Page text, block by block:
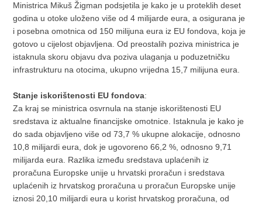
Ministrica Mikuš Žigman podsjetila je kako je u proteklih deset
godina u otoke uloženo više od 4 milijarde eura, a osigurana je
i posebna omotnica od 150 milijuna eura iz EU fondova, koja je
gotovo u cijelost objavljena. Od preostalih poziva ministrica je
istaknula skoru objavu dva poziva ulaganja u poduzetničku
infrastrukturu na otocima, ukupno vrijedna 15,7 milijuna eura.
Stanje iskorištenosti EU fondova:
Za kraj se ministrica osvrnula na stanje iskorištenosti EU
sredstava iz aktualne financijske omotnice. Istaknula je kako je
do sada objavljeno više od 73,7 % ukupne alokacije, odnosno
10,8 milijardi eura, dok je ugovoreno 66,2 %, odnosno 9,71
milijarda eura. Razlika između sredstava uplaćenih iz
proračuna Europske unije u hrvatski proračun i sredstava
uplaćenih iz hrvatskog proračuna u proračun Europske unije
iznosi 20,10 milijardi eura u korist hrvatskog proračuna, od